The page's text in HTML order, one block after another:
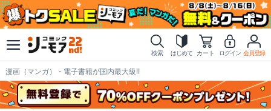
検索 はじめて カート ログイン 会員登録
漫画（マンガ）・電子書籍が国内最大級!!